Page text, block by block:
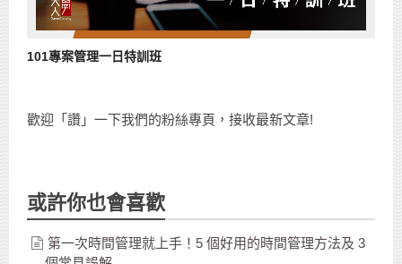
101專案管理一日特訓班
歡迎「讚」一下我們的粉絲專頁，接收最新文章!
或許你也會喜歡
第一次時間管理就上手！5 個好用的時間管理方法及 3